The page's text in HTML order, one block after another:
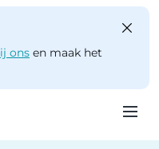
ons en maak het